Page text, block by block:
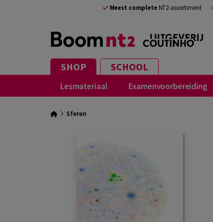
Meest completeNT2-assortiment
SHOP SCHOOL
Lesmateriaal Examenvoorbereiding
Sferen